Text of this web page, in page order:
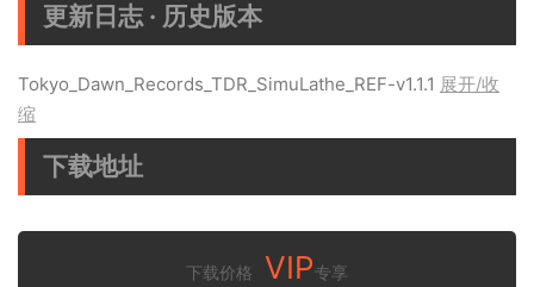
更新日志 · 历史版本
Tokyo_Dawn_Records_TDR_SimuLathe_REF-v1.1.1 展开/收
缩
下载地址
下载价格 VIP专享